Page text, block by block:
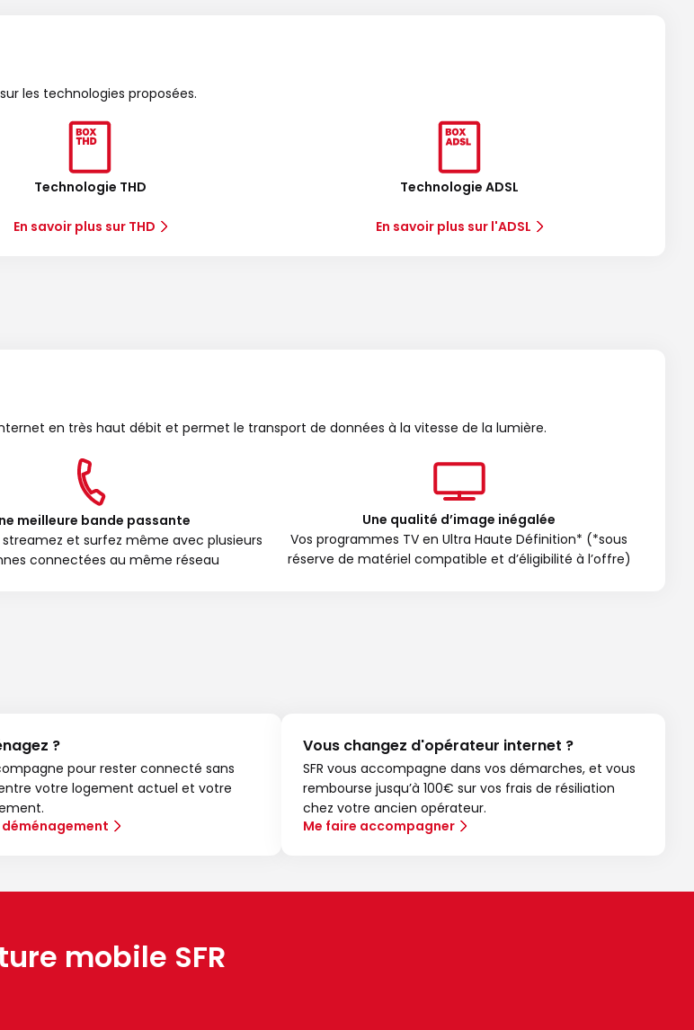
les technologies proposées.
Technologie THD
En savoir plus sur THD
Technologie ADSL
En savoir plus sur l'ADSL
en très haut débit et permet le transport de données à la vitesse de la lumière.
meilleure bande passante
streamez et surfez même avec plusieurs
connectées au même réseau
Une qualité d’image inégalée
Vos programmes TV en Ultra Haute Définition* (*sous
réserve de matériel compatible et d’éligibilité à l’offre)
?
pour rester connecté sans
votre logement actuel et votre
Vous changez d'opérateur internet ?
SFR vous accompagne dans vos démarches, et vous
rembourse jusqu’à 100€ sur vos frais de résiliation
chez votre ancien opérateur.
Me faire accompagner
mobile SFR